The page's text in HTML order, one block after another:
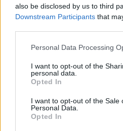
also be disclosed by us to third
Downstream Participants that
Personal Data Processing
I want to opt-out of the
personal data.
Opted In
I want to opt-out of the Sale
Personal Data.
Opted In
Rama: 1.100 gjoba për
shpejtësi brenda një jave,
kamerat e trafikut pritet të
nisin së shpejti
monitorimin